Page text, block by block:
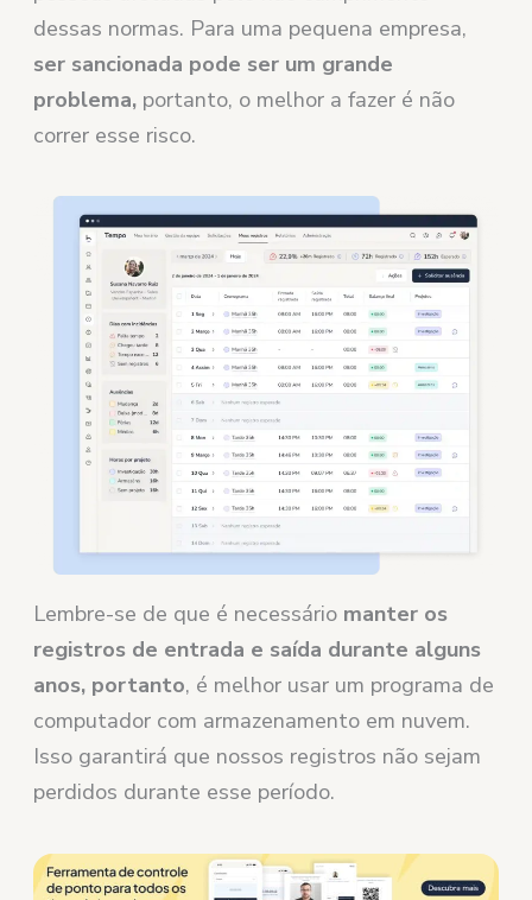
dessas normas. Para uma pequena empresa,
ser sancionada pode ser um grande
problema, portanto, o melhor a fazer é não
correr esse risco.
Lembre-se de que é necessário manter os
registros de entrada e saída durante alguns
anos, portanto, é melhor usar um programa de
computador com armazenamento em nuvem.
Isso garantirá que nossos registros não sejam
perdidos durante esse período.